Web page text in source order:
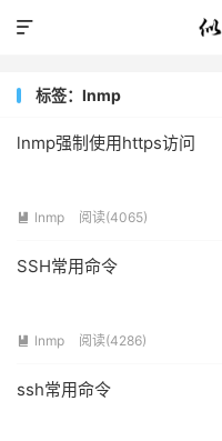

标签：lnmp
lnmp强制使用https访问
 lnmp 阅读(4065)
SSH常用命令
 lnmp 阅读(4286)
ssh常用命令